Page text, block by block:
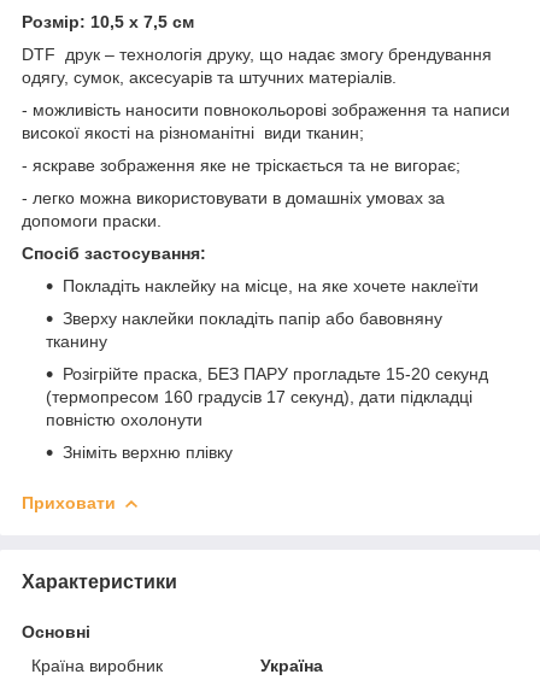
Розмір: 10,5 х 7,5 см
DTF друк – технологія друку, що надає змогу брендування
одягу, сумок, аксесуарів та штучних матеріалів.
- можливість наносити повнокольорові зображення та написи
високої якості на різноманітні види тканин;
- яскраве зображення яке не тріскається та не вигорає;
- легко можна використовувати в домашніх умовах за
допомоги праски.
Спосіб застосування:
Покладіть наклейку на місце, на яке хочете наклеїти
Зверху наклейки покладіть папір або бавовняну
тканину
Розігрійте праска, БЕЗ ПАРУ прогладьте 15-20 секунд
(термопресом 160 градусів 17 секунд), дати підкладці
повністю охолонути
Зніміть верхню плівку
Приховати
Характеристики
Основні
Країна виробник
Україна